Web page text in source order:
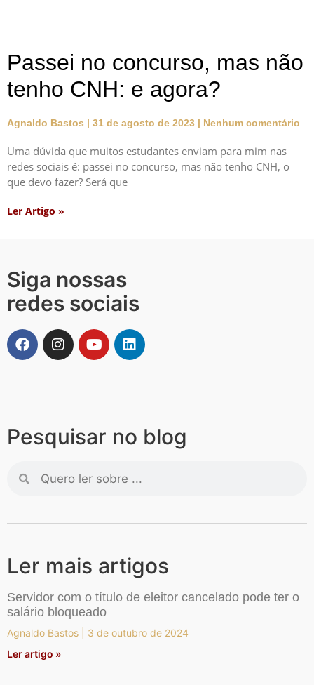
Passei no concurso, mas não
tenho CNH: e agora?
Agnaldo Bastos 31 de agosto de 2023 Nenhum comentário
Uma dúvida que muitos estudantes enviam para mim nas
redes sociais é: passei no concurso, mas não tenho CNH, o
que devo fazer? Será que
Ler Artigo »
Siga nossas
redes sociais
Pesquisar no blog
Ler mais artigos
Servidor com o título de eleitor cancelado pode ter o
salário bloqueado
Agnaldo Bastos
3 de outubro de 2024
Ler artigo »